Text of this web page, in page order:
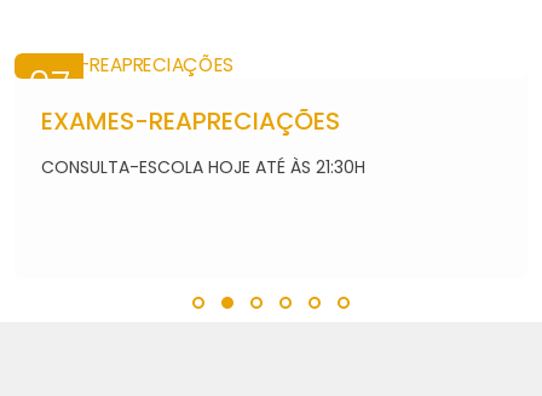
07
AGO
2026
EXAMES-REAPRECIAÇÕES
CONSULTA-ESCOLA HOJE ATÉ ÀS 21:30H